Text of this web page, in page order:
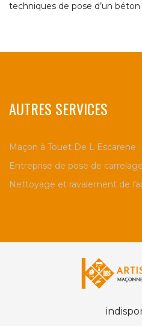
techniques de pose d’un
AUTRES SERVICES
Maçon à Touet De L Escarene
Entreprise de pose de
Nettoyage et ravalement de